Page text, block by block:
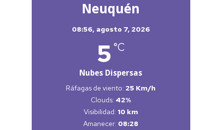
Neuquén
08:56, agosto 7, 2026
5 °C
Nubes Dispersas
Ráfagas de viento: 25 Km/h
Clouds: 42%
Visibilidad: 10 km
Amanecer: 08:28